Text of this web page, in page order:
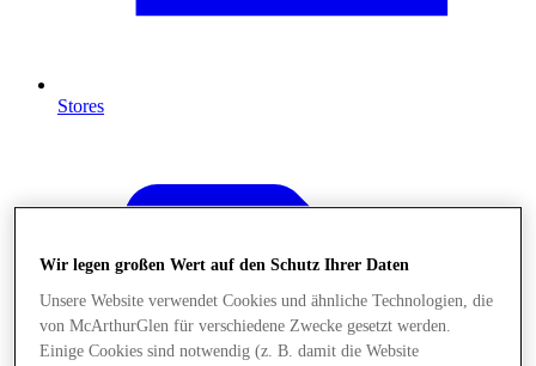
Stores
Wir legen großen Wert auf den Schutz Ihrer Daten
Unsere Website verwendet Cookies und ähnliche Technologien, die
von McArthurGlen für verschiedene Zwecke gesetzt werden.
Einige Cookies sind notwendig (z. B. damit die Website